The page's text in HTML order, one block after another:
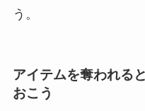
う。
アイテムを奪われる
おこう